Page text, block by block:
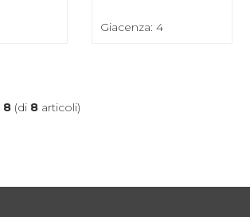
Giacenza: 4
8(di 8articoli)